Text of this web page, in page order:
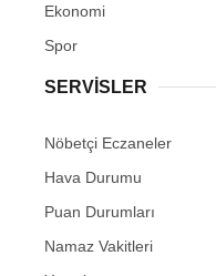
Ekonomi
Spor
SERVİSLER
Nöbetçi Eczaneler
Hava Durumu
Puan Durumları
Namaz Vakitleri